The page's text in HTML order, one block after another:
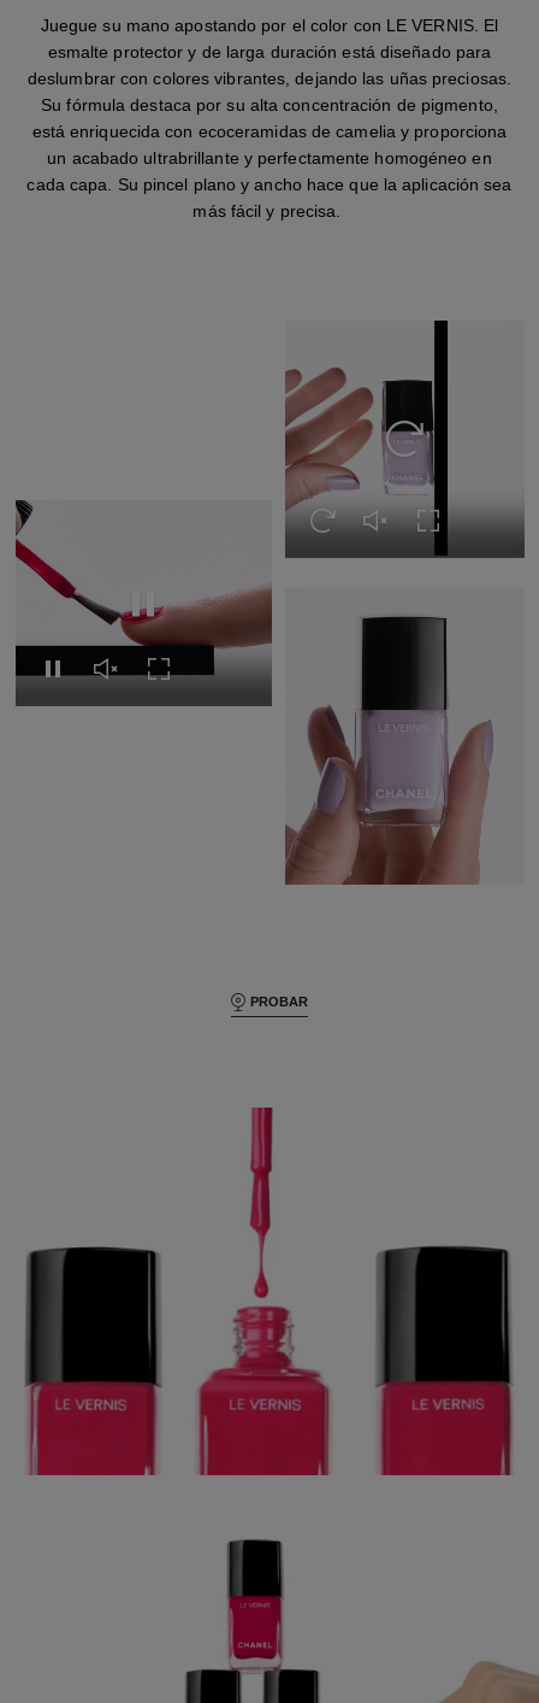
Juegue su mano apostando por el color con LE VERNIS. El
esmalte protector y de larga duración está diseñado para
deslumbrar con colores vibrantes, dejando las uñas preciosas.
Su fórmula destaca por su alta concentración de pigmento,
está enriquecida con ecoceramidas de camelia y proporciona
un acabado ultrabrillante y perfectamente homogéneo en
cada capa. Su pincel plano y ancho hace que la aplicación sea
más fácil y precisa.
Volver a ver el vídeo
Volver a ver el vídeo
Activar el sonido del vídeo
Expandir a pantalla completa
Volver a ver el
Volver a ver el vídeo
Activar el sonido del
Expandir a
Pausar el vídeo
Pausar el vídeoActivar el sonido del
Expandir a
PROBAR
CHANEL BEAUTY